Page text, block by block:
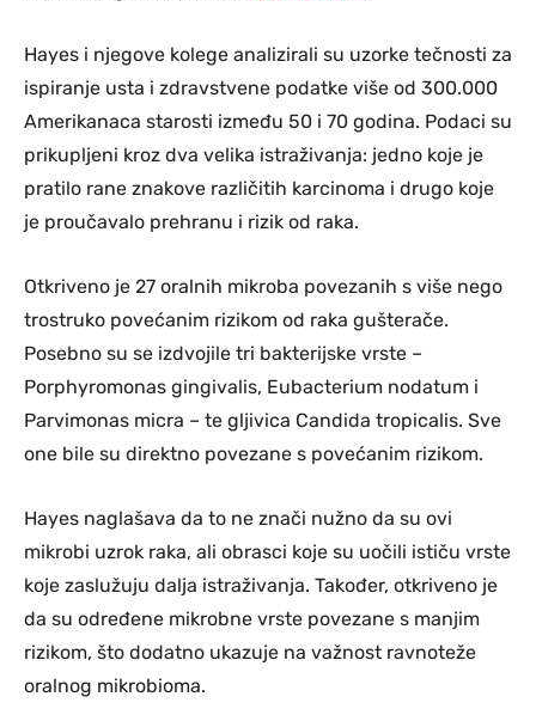
Hayes i njegove kolege analizirali su uzorke tečnosti za
ispiranje usta i zdravstvene podatke više od 300.000
Amerikanaca starosti između 50 i 70 godina. Podaci su
prikupljeni kroz dva velika istraživanja: jedno koje je
pratilo rane znakove različitih karcinoma i drugo koje
je proučavalo prehranu i rizik od raka.
Otkriveno je 27 oralnih mikroba povezanih s više nego
trostruko povećanim rizikom od raka gušterače.
Posebno su se izdvojile tri bakterijske vrste –
Porphyromonas gingivalis, Eubacterium nodatum i
Parvimonas micra – te gljivica Candida tropicalis. Sve
one bile su direktno povezane s povećanim rizikom.
Hayes naglašava da to ne znači nužno da su ovi
mikrobi uzrok raka, ali obrasci koje su uočili ističu vrste
koje zaslužuju dalja istraživanja. Također, otkriveno je
da su određene mikrobne vrste povezane s manjim
rizikom, što dodatno ukazuje na važnost ravnoteže
oralnog mikrobioma.